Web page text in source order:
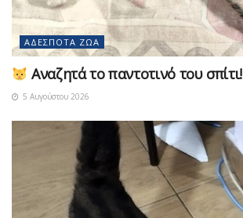
ΑΔΈΣΠΟΤΑ ΖΏΑ
Αναζητά το παντοτινό του σπίτι!
5 Αυγούστου 2026